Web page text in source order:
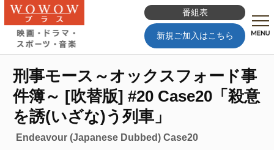
番組表
新規ご加入はこちら
刑事モース～オックスフォード事
件簿～ [吹替版] #20 Case20「殺意
を誘(いざな)う列車」
Endeavour (Japanese Dubbed) Case20